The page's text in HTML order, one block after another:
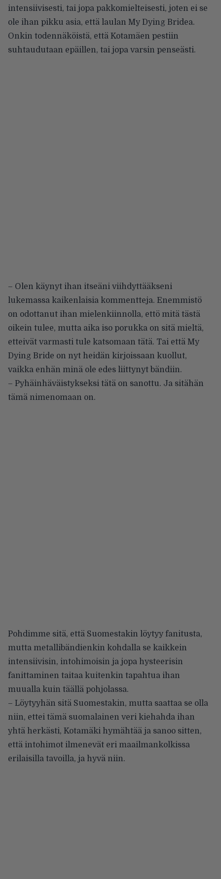
intensiivisesti, tai jopa pakkomielteisesti, joten ei se
ole ihan pikku asia, että laulan My Dying Bridea.
Onkin todennäköistä, että Kotamäen pestiin
suhtaudutaan epäillen, tai jopa varsin penseästi.
– Olen käynyt ihan itseäni viihdyttääkseni
lukemassa kaikenlaisia kommentteja. Enemmistö
on odottanut ihan mielenkiinnolla, ettö mitä tästä
oikein tulee, mutta aika iso porukka on sitä mieltä,
etteivät varmasti tule katsomaan tätä. Tai että My
Dying Bride on nyt heidän kirjoissaan kuollut,
vaikka enhän minä ole edes liittynyt bändiin.
– Pyhäinhäväistykseksi tätä on sanottu. Ja sitähän
tämä nimenomaan on.
Pohdimme sitä, että Suomestakin löytyy fanitusta,
mutta metallibändienkin kohdalla se kaikkein
intensiivisin, intohimoisin ja jopa hysteerisin
fanittaminen taitaa kuitenkin tapahtua ihan
muualla kuin täällä pohjolassa.
– Löytyyhän sitä Suomestakin, mutta saattaa se olla
niin, ettei tämä suomalainen veri kiehahda ihan
yhtä herkästi, Kotamäki hymähtää ja sanoo sitten,
että intohimot ilmenevät eri maailmankolkissa
erilaisilla tavoilla, ja hyvä niin.